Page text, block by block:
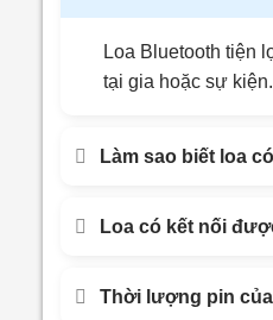
Loa Bluetooth tiện
tại gia hoặc sự kiện.
Làm sao biết loa
Loa có kết nối
Thời lượng pin